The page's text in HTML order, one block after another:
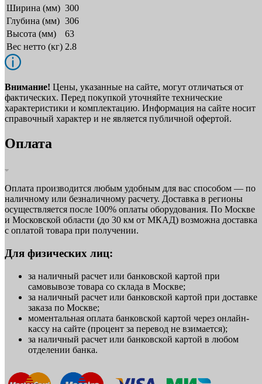
Ширина (мм) 300
Глубина (мм) 306
Высота (мм)
63
Вес нетто (кг) 2.8
Внимание! Цены, указанные на сайте, могут отличаться от
фактических. Перед покупкой уточняйте технические
характеристики и комплектацию. Информация на сайте носит
справочный характер и не является публичной офертой.
Оплата
Оплата производится любым удобным для вас способом — по
наличному или безналичному расчету. Доставка в регионы
осуществляется после 100% оплаты оборудования. По Москве
и Московской области (до 30 км от МКАД) возможна доставка
с оплатой товара при получении.
Для физических лиц:
за наличный расчет или банковской картой при
самовывозе товара со склада в Москве;
за наличный расчет или банковской картой при доставке
заказа по Москве;
моментальная оплата банковской картой через онлайн-
кассу на сайте (процент за перевод не взимается);
за наличный расчет или банковской картой в любом
отделении банка.